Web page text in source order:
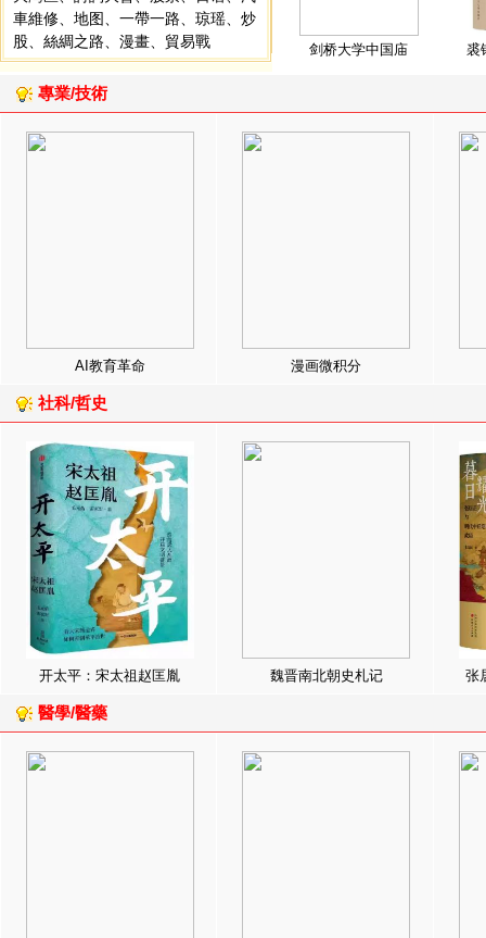
車維修
地图 一帶一路 琼瑶
炒
股
絲綢之路 漫畫 貿易戰 剑桥大学中国庙 裘
專業/技術
AI教育革命 漫画微积分
社科/哲史
开太平：宋太祖赵匡胤 魏晋南北朝史札记 张
醫學/醫藥